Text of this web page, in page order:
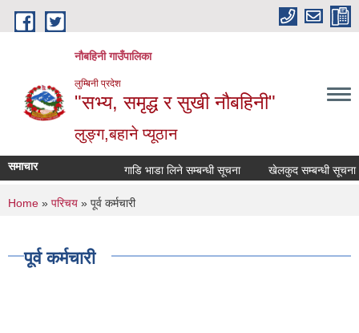
Skip to main content
नौबहिनी गाउँपालिका
लुम्बिनी प्रदेश
"सभ्य, समृद्ध र सुखी नौबहिनी"
लुङ्ग,बहाने प्यूठान
समाचार गाडि भाडा लिने सम्बन्धी सूचना खेलकुद सम्बन्धी सूचना
You are here
Home » परिचय » पूर्व कर्मचारी
पूर्व कर्मचारी